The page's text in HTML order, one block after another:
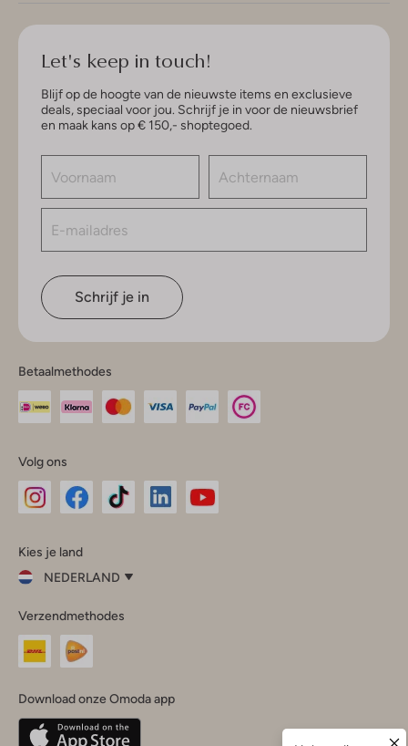
Let's keep in touch!
Blijf op de hoogte van de nieuwste items en exclusieve
deals, speciaal voor jou. Schrijf je in voor de nieuwsbrief
en maak kans op € 150,- shoptegoed.
Schrijf je in
Betaalmethodes
Volg ons
InstagramFacebook
Kies je land
NEDERLAND
je
land
Nederland
Belgique(Français)
Verzendmethodes
Download onze Omoda app